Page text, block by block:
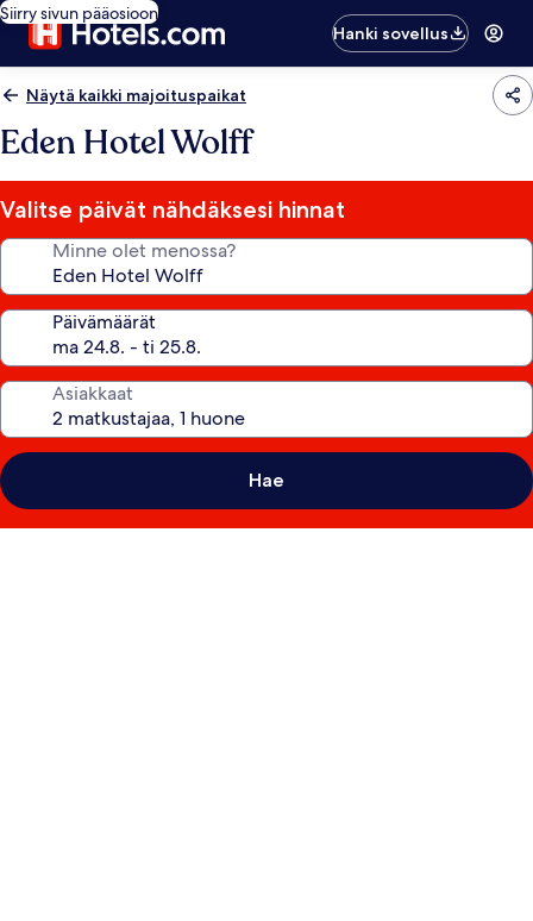
Siirry sivun pääosioon
Hanki sovellus
Näytä kaikki majoituspaikat
Eden Hotel Wolff
Valitse päivät nähdäksesi hinnat
Minne olet menossa?
Päivämäärät
Asiakkaat
Hae